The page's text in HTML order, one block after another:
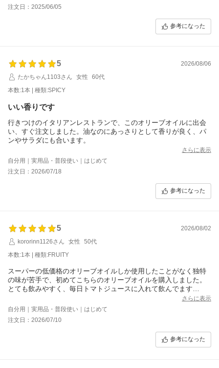
注文日：2025/06/05
参考になった
5
2026/08/06
たかちゃん1103さん
女性
60代
本数:1本 | 種類:SPICY
いい香りです
行きつけのイタリアンレストランで、このオリーブオイルに出会
い、すぐ注文しました。油なのにあっさりとして香りが良く、パ
ンやサラダにも合います。
さらに表示
自分用｜実用品・普段使い｜はじめて
注文日：2026/07/18
参考になった
5
2026/08/02
kororinn1126さん
女性
50代
本数:1本 | 種類:FRUITY
スーパーの低価格のオリーブオイルしか使用したことがなく独特
の味が苦手で、初めてこちらのオリーブオイルを購入しました。
とても飲みやすく、毎日トマトジュースに入れて飲んでます
ドレッシングとしても食べやすかったのでリピートしたいです！
さらに表示
自分用｜実用品・普段使い｜はじめて
注文日：2026/07/10
参考になった